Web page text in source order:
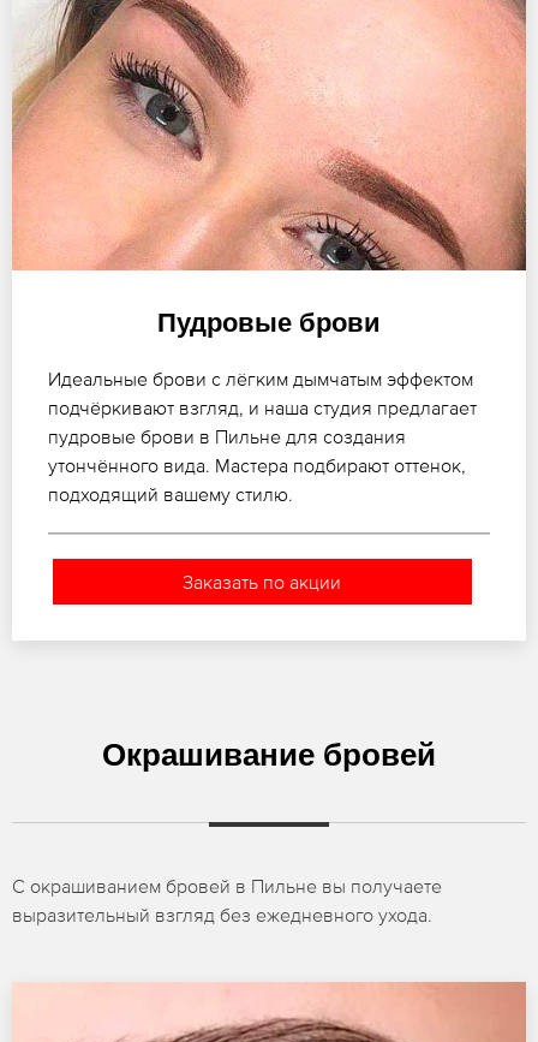
Пудровые брови
Идеальные брови с лёгким дымчатым эффектом
подчёркивают взгляд, и наша студия предлагает
пудровые брови в Пильне для создания
утончённого вида. Мастера подбирают оттенок,
подходящий вашему стилю.
Заказать по акции
Окрашивание бровей
С окрашиванием бровей в Пильне вы получаете
выразительный взгляд без ежедневного ухода.